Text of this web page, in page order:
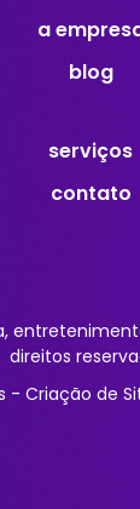
a
blog
serviços
contato
direitos
- Criação de